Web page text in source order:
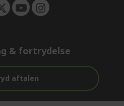
& fortrydelse
aftalen